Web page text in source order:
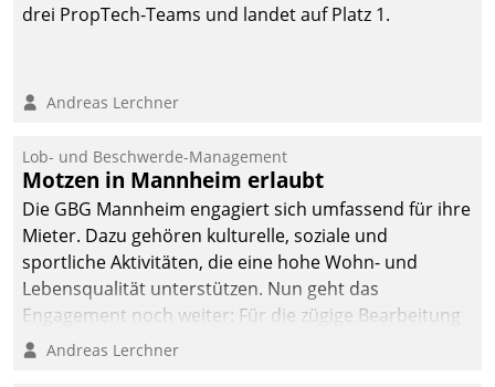
drei PropTech-Teams und landet auf Platz 1.
Andreas Lerchner
Lob- und Beschwerde-Management
Motzen in Mannheim erlaubt
Die GBG Mannheim engagiert sich umfassend für ihre
Mieter. Dazu gehören kulturelle, soziale und
sportliche Aktivitäten, die eine hohe Wohn- und
Lebensqualität unterstützen. Nun geht das
Engagement noch weiter: Für die zügige Bearbeitung
von Beschwerden – oder Lob – richtet das
Andreas Lerchner